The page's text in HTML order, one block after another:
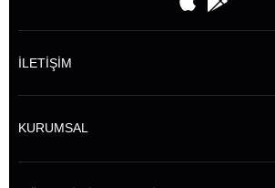
İLETİŞİM
KURUMSAL